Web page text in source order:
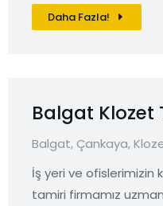
Daha Fazla!
Balgat Klozet
Balgat, Çankaya,
İş yeri ve ofislerimizin
tamiri firmamız